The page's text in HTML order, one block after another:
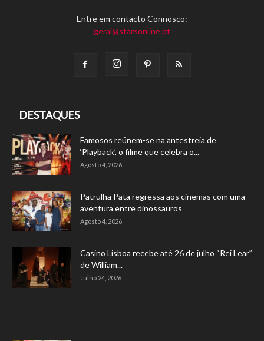
Entre em contacto Connosco:
geral@starsonline.pt
DESTAQUES
Famosos reúnem-se na antestreia de
‘Playback’, o filme que celebra o...
Agosto 4, 2026
Patrulha Pata regressa aos cinemas com uma
aventura entre dinossauros
Agosto 4, 2026
Casino Lisboa recebe até 26 de julho “Rei Lear”
de William...
Julho 24, 2026